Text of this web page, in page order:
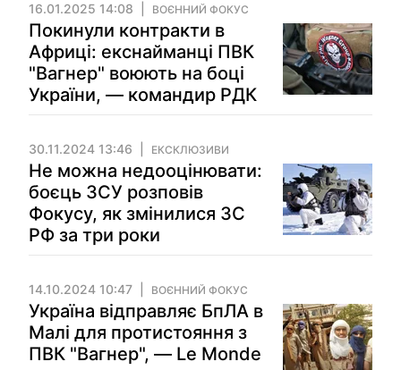
16.01.2025 14:08 ВОЄННИЙ ФОКУС
Покинули контракти в
Африці: екснайманці ПВК
"Вагнер" воюють на боці
України, — командир РДК
30.11.2024 13:46 ЕКСКЛЮЗИВИ
Не можна недооцінювати:
боєць ЗСУ розповів
Фокусу, як змінилися ЗС
РФ за три роки
14.10.2024 10:47 ВОЄННИЙ ФОКУС
Україна відправляє БпЛА в
Малі для протистояння з
ПВК "Вагнер", — Le Monde